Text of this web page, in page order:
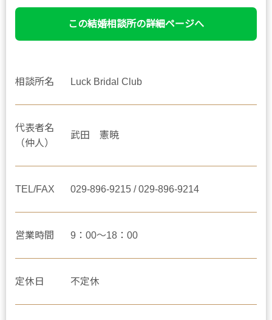
この結婚相談所の詳細ページへ
相談所名 Luck Bridal Club
代表者名
（仲人）
武田 憲暁
TEL/FAX 029-896-9215 / 029-896-9214
営業時間 9：00～18：00
定休日 不定休